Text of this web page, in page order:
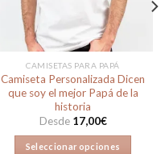
CAMISETAS PARA PAPÁ
Camiseta Personalizada Dicen
que soy el mejor Papá de la
historia
Desde 17,00€
Seleccionar opciones